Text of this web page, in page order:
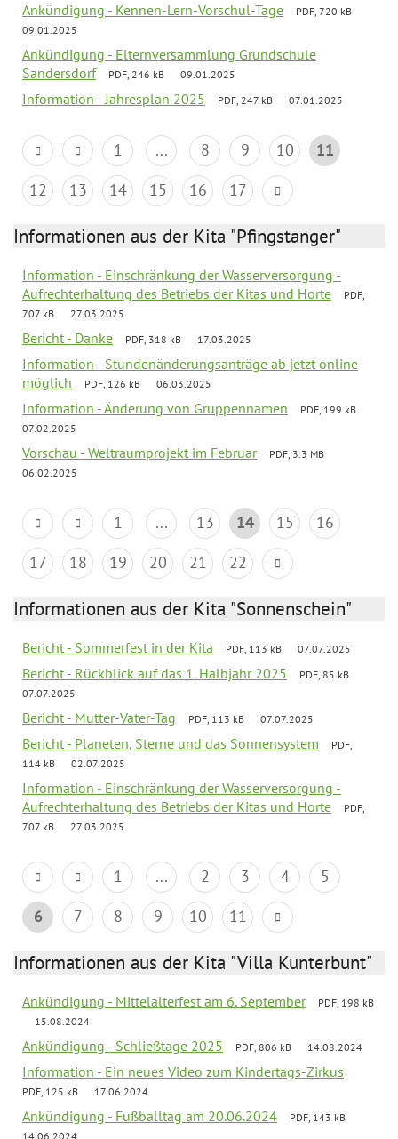
Ankündigung - Kennen-Lern-Vorschul-Tage
PDF, 720 kB
09.01.2025
Ankündigung - Elternversammlung Grundschule
Sandersdorf
PDF, 246 kB 09.01.2025
Information - Jahresplan 2025 PDF, 247 kB 07.01.2025
1 ... 8 9 10
11
12
13 14 15 16 17
Informationen aus der Kita "Pfingstanger"
Information - Einschränkung der Wasserversorgung -
Aufrechterhaltung des Betriebs der Kitas und Horte
PDF,
707 kB
27.03.2025
Bericht - Danke PDF, 318 kB 17.03.2025
Information - Stundenänderungsanträge ab jetzt online
möglich
PDF, 126 kB 06.03.2025
Information - Änderung von Gruppennamen
PDF, 199 kB
07.02.2025
Vorschau - Weltraumprojekt im Februar
PDF, 3.3 MB
06.02.2025
1 ... 13 14 15
16
17
18 19 20 21 22
Informationen aus der Kita "Sonnenschein"
Bericht - Sommerfest in der Kita PDF, 113 kB 07.07.2025
Bericht - Rückblick auf das 1. Halbjahr 2025
PDF, 85 kB
07.07.2025
Bericht - Mutter-Vater-Tag PDF, 113 kB 07.07.2025
Bericht - Planeten, Sterne und das Sonnensystem
PDF,
114 kB
02.07.2025
Information - Einschränkung der Wasserversorgung -
Aufrechterhaltung des Betriebs der Kitas und Horte
PDF,
707 kB
27.03.2025
1 ... 2 3 4
5
6
7 8 9 10 11
Informationen aus der Kita "Villa Kunterbunt"
Ankündigung - Mittelalterfest am 6. September
PDF, 198 kB
15.08.2024
Ankündigung - Schließtage 2025 PDF, 806 kB 14.08.2024
Information - Ein neues Video zum Kindertags-Zirkus
PDF, 125 kB 17.06.2024
Ankündigung - Fußballtag am 20.06.2024
PDF, 143 kB
14.06.2024